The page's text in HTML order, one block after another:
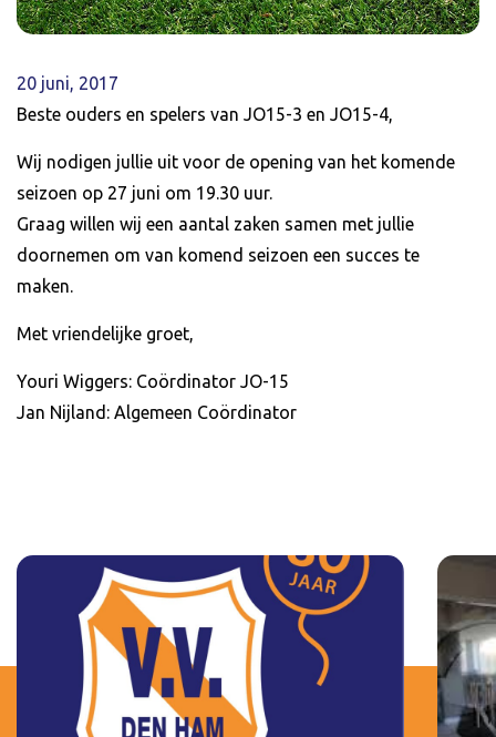
20 juni, 2017
Beste ouders en spelers van JO15-3 en JO15-4,
Wij nodigen jullie uit voor de opening van het komende
seizoen op 27 juni om 19.30 uur.
Graag willen wij een aantal zaken samen met jullie
doornemen om van komend seizoen een succes te
maken.
Met vriendelijke groet,
Youri Wiggers: Coördinator JO-15
Jan Nijland: Algemeen Coördinator